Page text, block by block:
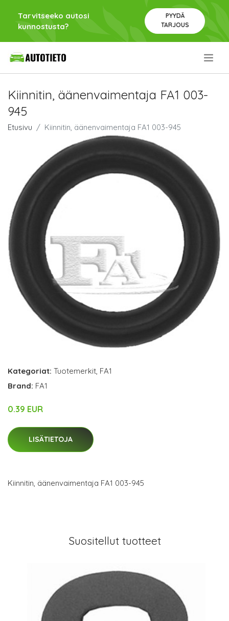
Tarvitseeko autosi
kunnostusta?
PYYDÄ
TARJOUS
Kiinnitin, äänenvaimentaja FA1 003-
945
Etusivu Kiinnitin, äänenvaimentaja FA1 003-945
Kategoriat: Tuotemerkit, FA1
Brand: FA1
0.39 EUR
LISÄTIETOJA
Kiinnitin, äänenvaimentaja FA1 003-945
Suositellut tuotteet